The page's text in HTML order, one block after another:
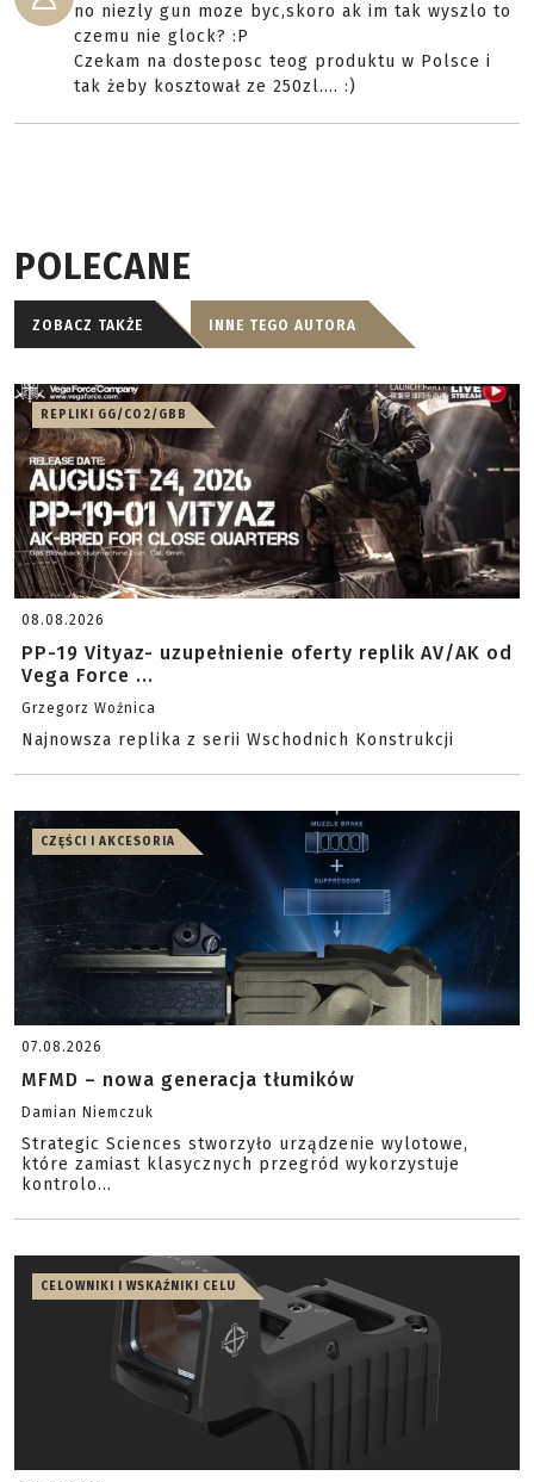
no niezly gun moze byc,skoro ak im tak wyszlo to
czemu nie glock? :P
Czekam na dosteposc teog produktu w Polsce i
tak żeby kosztował ze 250zl.... :)
POLECANE
ZOBACZ TAKŻE INNE TEGO AUTORA
REPLIKI GG/CO2/GBB
08.08.2026
PP-19 Vityaz- uzupełnienie oferty replik AV/AK od
Vega Force ...
Grzegorz Woźnica
Najnowsza replika z serii Wschodnich Konstrukcji
CZĘŚCI I AKCESORIA
07.08.2026
MFMD – nowa generacja tłumików
Damian Niemczuk
Strategic Sciences stworzyło urządzenie wylotowe,
które zamiast klasycznych przegród wykorzystuje
kontrolo...
CELOWNIKI I WSKAŹNIKI CELU